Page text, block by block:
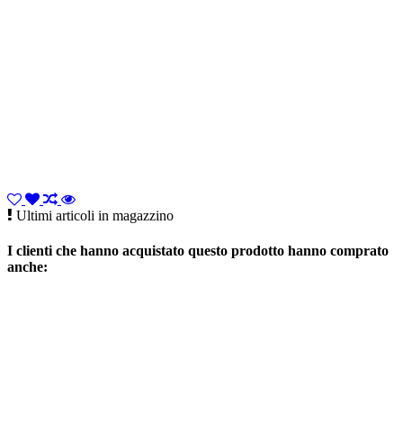
Ultimi articoli in magazzino
I clienti che hanno acquistato questo prodotto hanno comprato
anche: